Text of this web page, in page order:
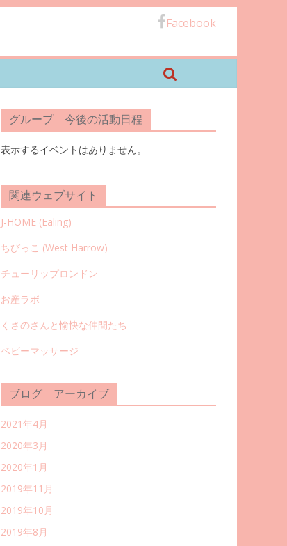
Facebook
グループ 今後の活動日程
表示するイベントはありません。
関連ウェブサイト
J-HOME (Ealing)
ちびっこ (West Harrow)
チューリップロンドン
お産ラボ
くさのさんと愉快な仲間たち
ベビーマッサージ
ブログ アーカイブ
2021年4月
2020年3月
2020年1月
2019年11月
2019年10月
2019年8月